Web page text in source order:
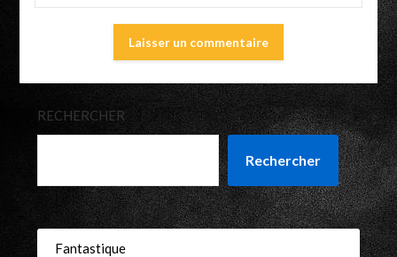
RECHERCHER
Rechercher
Fantastique